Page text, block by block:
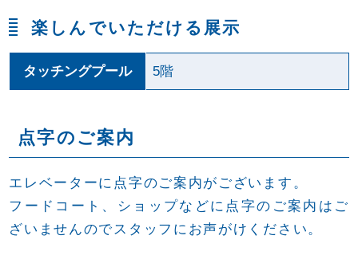
楽しんでいただける展示
タッチングプール 5階
点字のご案内
エレベーターに点字のご案内がございます。
フードコート、ショップなどに点字のご案内はご
ざいませんのでスタッフにお声がけください。